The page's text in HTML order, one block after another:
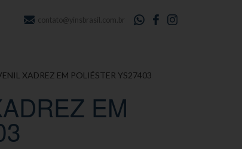
contato@yinsbrasil.com.br
XADREZ EM POLIÉSTER YS27403
EM